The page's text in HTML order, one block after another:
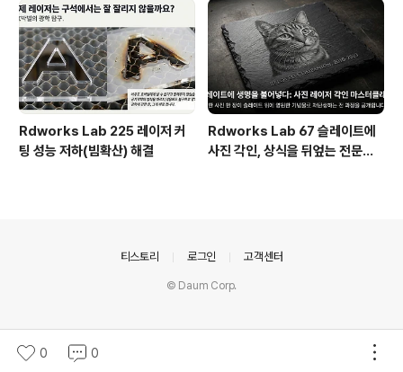
Rdworks Lab 225 레이저 커
팅 성능 저하(빔확산) 해결
Rdworks Lab 67 슬레이트에
사진 각인, 상식을 뒤엎는 전문가
0 0
티스토리 로그인 고객센터
© Daum Corp.